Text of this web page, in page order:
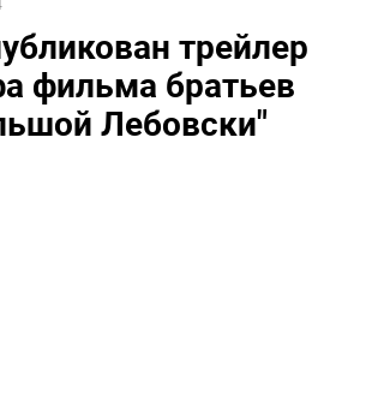
трейлер
фильма братьев
Лебовски"